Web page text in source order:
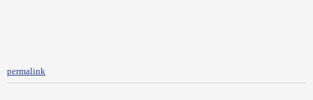
permalink